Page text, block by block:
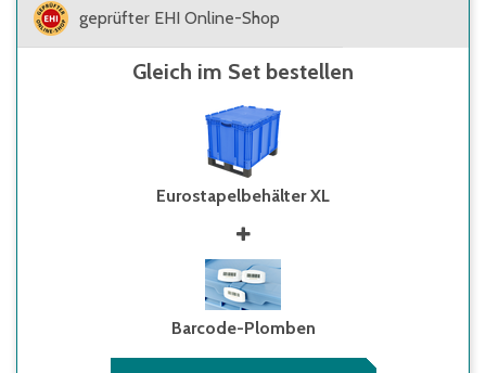
geprüfter EHI Online-Shop
Gleich im Set bestellen
Eurostapelbehälter XL
Barcode-Plomben